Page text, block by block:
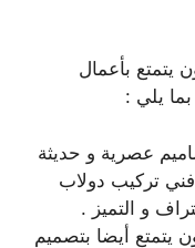
يتمتع بأعمال
يلي :
عصرية و حديثة
تركيب دولاب
و التميز .
يتمتع أيضا بتصميم